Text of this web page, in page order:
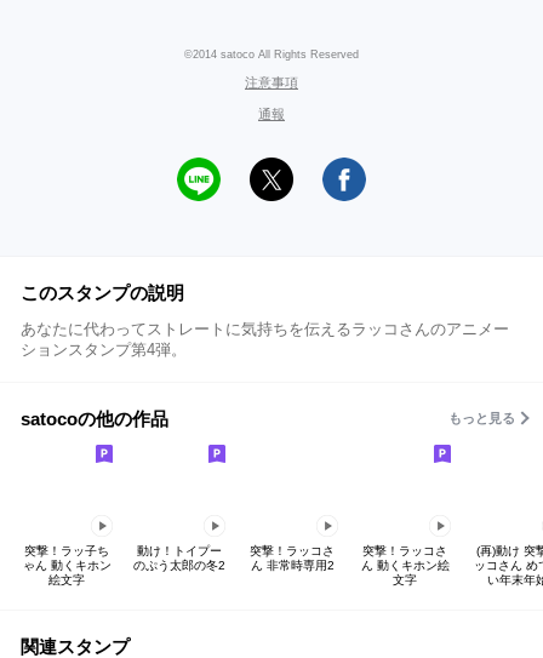
©2014 satoco All Rights Reserved
注意事項
通報
このスタンプの説明
あなたに代わってストレートに気持ちを伝えるラッコさんのアニメー
ションスタンプ第4弾。
satocoの他の作品 もっと見る
突撃！ラッ子ち
ゃん 動くキホン
絵文字
動け！トイプー
のぷう太郎の冬2
突撃！ラッコさ
ん 非常時専用2
突撃！ラッコさ
ん 動くキホン絵
文字
(再)動け 突
ッコさん め
い年末年
関連スタンプ